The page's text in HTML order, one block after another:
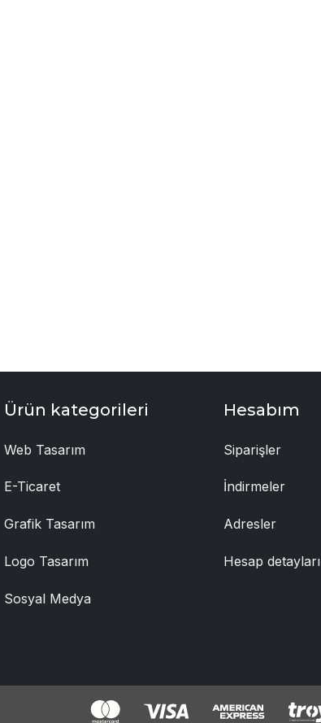
Ürün kategorileri
Web Tasarım
E-Ticaret
Grafik Tasarım
Logo Tasarım
Sosyal Medya
Hesabım
Siparişler
İndirmeler
Adresler
Hesap detayları